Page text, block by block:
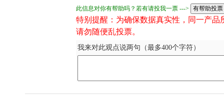
此信息对你有帮助吗？若有请投我一票 --->
特别提醒：为确保数据真实性，同一产
请勿随便乱投票。
我来对此观点说两句（最多400个字符）